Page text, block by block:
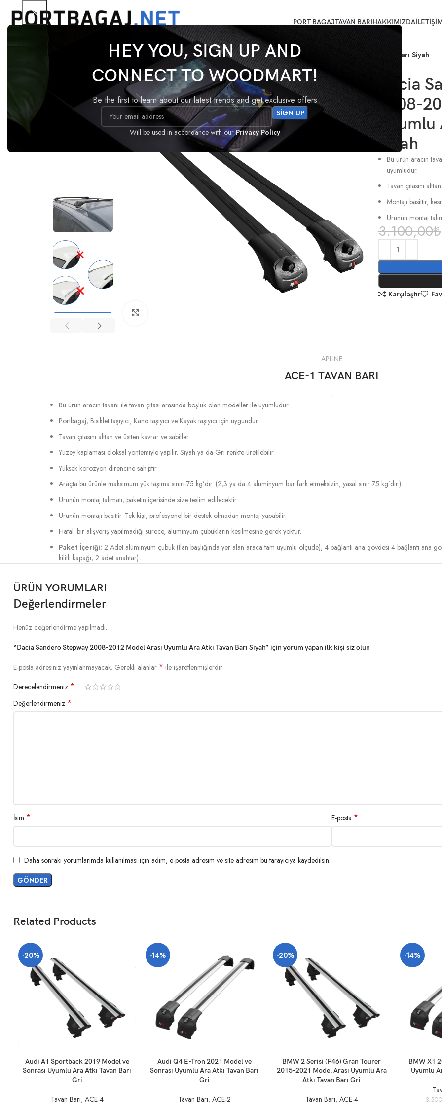
HEY YOU, SIGN UP AND
CONNECT TO WOODMART!
Be the first to learn about our latest trends and get exclusive offers
Will be used in accordance with ourPrivacy Policy
PORT BAGAJTAVAN BARIHAKKIMIZDA
Tavan Barı ACE-1 Dacia Sandero Stepway 2008-2012 Model Arası Uyumlu Ara Atkı Tavan Barı Siyah
-16%
Dacia
2008-
Uyumlu
Siyah
Bu ürün aracın
uyumludur.
Tavan çıtasını
Montajı basittir,
Ürünün montaj
3.100,00₺
Karşılaştır
APLINE
ACE-1 TAVAN BARI
-
Bu ürün aracın tavanı ile tavan çıtası arasında boşluk olan modeller ile uyumludur.
Portbagaj, Bisiklet taşıyıcı, Kano taşıyıcı ve Kayak taşıyıcı için uygundur.
Tavan çıtasını alttan ve üstten kavrar ve sabitler.
Yüzey kaplaması eloksal yöntemiyle yapılır. Siyah ya da Gri renkte üretilebilir.
Yüksek korozyon direncine sahiptir.
Araçta bu ürünle maksimum yük taşıma sınırı 75 kg’dır. (2,3 ya da 4 alüminyum bar fark etmeksizin, yasal sınır 75 kg’dır.)
Ürünün montaj talimatı, paketin içerisinde size teslim edilecektir.
Ürünün montajı basittir. Tek kişi, profesyonel bir destek olmadan montaj yapabilir.
Hatalı bir alışveriş yapılmadığı sürece, alüminyum çubukların kesilmesine gerek yoktur.
Paket İçeriği: 2 Adet alüminyum çubuk (İlan başlığında yer alan araca tam uyumlu ölçüde), 4 bağlantı ana gövdesi 4 bağlantı ana
kilitli kapağı, 2 adet anahtar)
ÜRÜN YORUMLARI
Değerlendirmeler
Henüz değerlendirme yapılmadı.
“Dacia Sandero Stepway 2008-2012 Model Arası Uyumlu Ara Atkı Tavan Barı Siyah” için yorum yapan ilk kişi siz olun
E-posta adresiniz yayınlanmayacak. Gerekli alanlar * ile işaretlenmişlerdir
Derecelendirmeniz *
Değerlendirmeniz *
İsim * E-posta *
Daha sonraki yorumlarımda kullanılması için adım, e-posta adresim ve site adresim bu tarayıcıya kaydedilsin.
Related Products
-20%
SEPETE EKLE
Audi A1 Sportback 2019 Model ve
Sonrası Uyumlu Ara Atkı Tavan Barı
Gri
Tavan Barı, ACE-4
-14%
SEPETE EKLE
Audi Q4 E-Tron 2021 Model ve
Sonrası Uyumlu Ara Atkı Tavan Barı
Gri
Tavan Barı, ACE-2
-20%
SEPETE EKLE
BMW 2 Serisi (F46) Gran Tourer
2015-2021 Model Arası Uyumlu Ara
Atkı Tavan Barı Gri
Tavan Barı, ACE-4
-14%
SEPETE EKLE
BMW X1
Uyumlu